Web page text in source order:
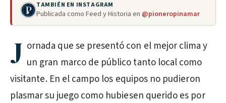
TAMBIÉN EN INSTAGRAM
Publicada como Feed y Historia en @pioneropinamar
J ornada que se presentó con el mejor clima y
un gran marco de público tanto local como
visitante. En el campo los equipos no pudieron
plasmar su juego como hubiesen querido es por